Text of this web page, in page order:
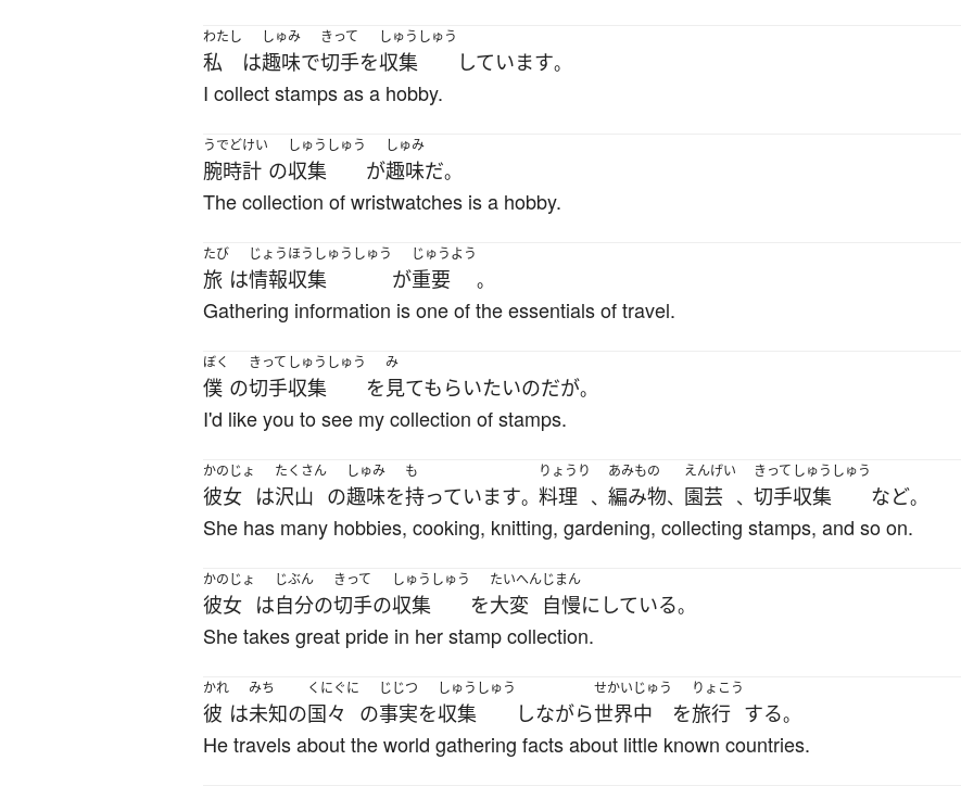
わたし
私 は
しゅみ
趣味で
きって
切手を
しゅうしゅう
収集 しています。
I collect stamps as a hobby.
うでどけい
腕時計 の
しゅうしゅう
収集 が
しゅみ
趣味だ。
The collection of wristwatches is a hobby.
たび
旅 は
じょうほうしゅうしゅう
情報収集 が
じゅうよう
重要 。
Gathering information is one of the essentials of travel.
ぼく
僕 の
きって
切手
しゅうしゅう
収集 を
み
見てもらいたいのだが。
I'd like you to see my collection of stamps.
かのじょ
彼女 は
たくさん
沢山 の
しゅみ
趣味を
も
持っています。
りょうり
料理 、
あみもの
編み物、
えんげい
園芸 、
きって
切手
しゅうしゅう
収集 など。
She has many hobbies, cooking, knitting, gardening, collecting stamps, and so on.
かのじょ
彼女 は
じぶん
自分の
きって
切手の
しゅうしゅう
収集 を
たいへん
大変
じまん
自慢に している。
She takes great pride in her stamp collection.
かれ
彼 は
みち
未知の
くにぐに
国々 の
じじつ
事実を
しゅうしゅう
収集 しながら
せかいじゅう
世界中 を
りょこう
旅行 する。
He travels about the world gathering facts about little known countries.